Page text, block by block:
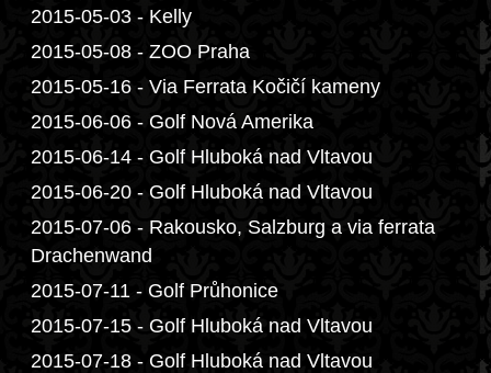
2015-05-03 - Kelly
2015-05-08 - ZOO Praha
2015-05-16 - Via Ferrata Kočičí kameny
2015-06-06 - Golf Nová Amerika
2015-06-14 - Golf Hluboká nad Vltavou
2015-06-20 - Golf Hluboká nad Vltavou
2015-07-06 - Rakousko, Salzburg a via ferrata
Drachenwand
2015-07-11 - Golf Průhonice
2015-07-15 - Golf Hluboká nad Vltavou
2015-07-18 - Golf Hluboká nad Vltavou